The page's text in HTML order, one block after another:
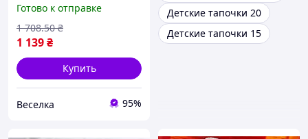
для домашнего
использования FLAME
Готово к отправке
1 139₴
1 708.50 ₴
Купить
Веселка 95%
Детские тапочки 20
Детские тапочки 15